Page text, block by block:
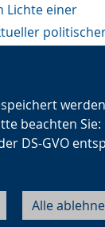
beachten Sie:
DS-GVO
Alle
Lichte einer
für
Datenschutz